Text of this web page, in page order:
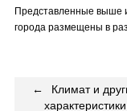
Представленные выше
города размещены в
←
Климат и
характеристики